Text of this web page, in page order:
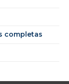
completas